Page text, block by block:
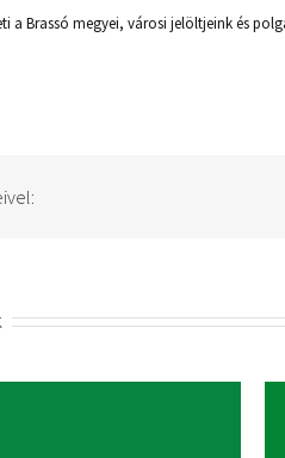
a Brassó megyei, városi jelöltjeink és